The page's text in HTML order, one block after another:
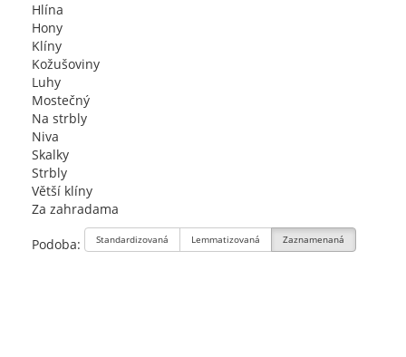
Hlína
Hony
Klíny
Kožušoviny
Luhy
Mostečný
Na strbly
Niva
Skalky
Strbly
Větší klíny
Za zahradama
Podoba: Standardizovaná Lemmatizovaná Zaznamenaná